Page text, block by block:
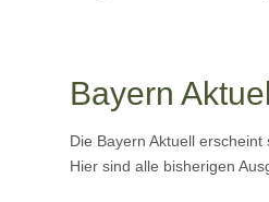
Bayern
Die Bayern Aktuell
Hier sind alle bisherigen